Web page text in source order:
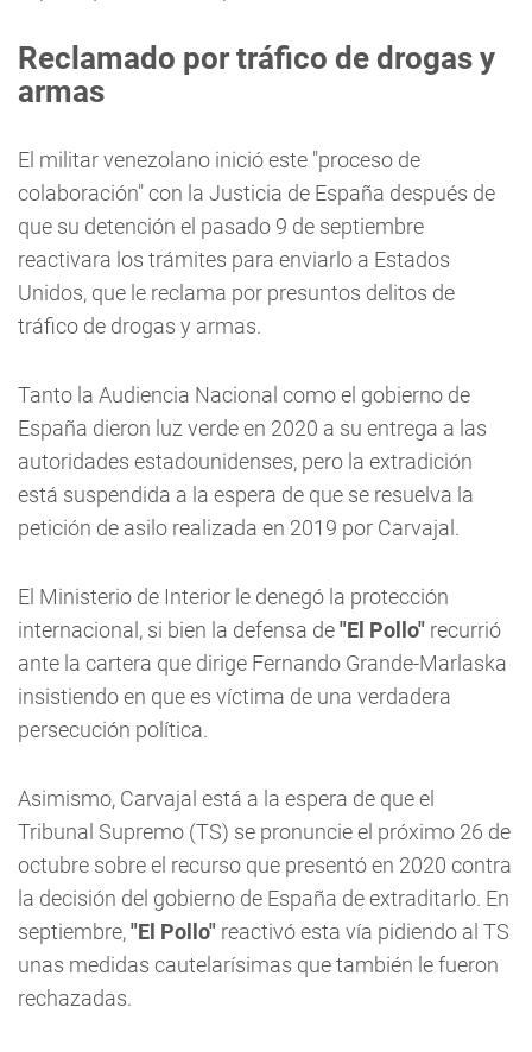
Reclamado por tráfico de drogas y
armas
El militar venezolano inició este "proceso de
colaboración" con la Justicia de España después de
que su detención el pasado 9 de septiembre
reactivara los trámites para enviarlo a Estados
Unidos, que le reclama por presuntos delitos de
tráfico de drogas y armas.
Tanto la Audiencia Nacional como el gobierno de
España dieron luz verde en 2020 a su entrega a las
autoridades estadounidenses, pero la extradición
está suspendida a la espera de que se resuelva la
petición de asilo realizada en 2019 por Carvajal.
El Ministerio de Interior le denegó la protección
internacional, si bien la defensa de"El Pollo" recurrió
ante la cartera que dirige Fernando Grande-Marlaska
insistiendo en que es víctima de una verdadera
persecución política.
Asimismo, Carvajal está a la espera de que el
Tribunal Supremo (TS) se pronuncie el próximo 26 de
octubre sobre el recurso que presentó en 2020 contra
la decisión del gobierno de España de extraditarlo. En
septiembre,"El Pollo" reactivó esta vía pidiendo al TS
unas medidas cautelarísimas que también le fueron
rechazadas.